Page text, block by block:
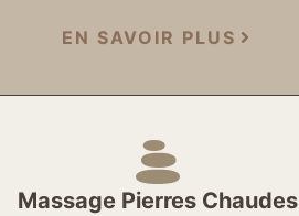
EN SAVOIR PLUS
Massage Pierres Chaudes